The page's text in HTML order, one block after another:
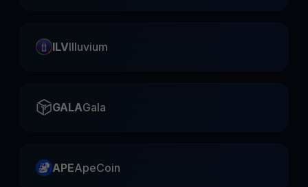
ILVIlluvium
GALAGala
APEApeCoin